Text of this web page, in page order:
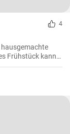
4
hausgemachte
Frühstück kann